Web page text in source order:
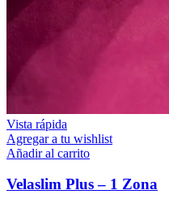
Vista rápida
Agregar a tu wishlist
Añadir al carrito
Velaslim Plus – 1 Zona